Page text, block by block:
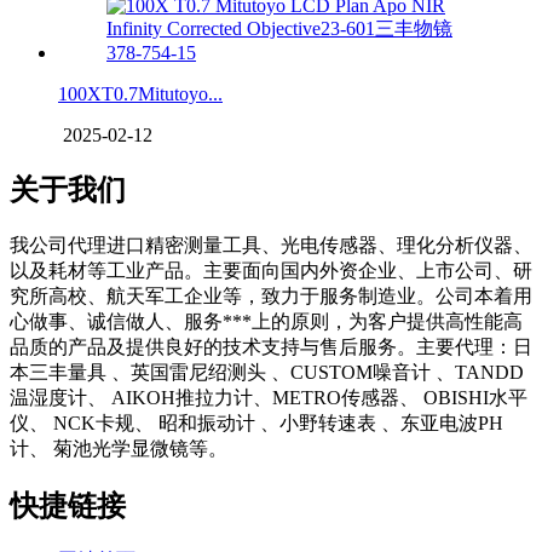
100XT0.7Mitutoyo...
2025-02-12
关于我们
我公司代理进口精密测量工具、光电传感器、理化分析仪器、
以及耗材等工业产品。主要面向国内外资企业、上市公司、研
究所高校、航天军工企业等，致力于服务制造业。公司本着用
心做事、诚信做人、服务***上的原则，为客户提供高性能高
品质的产品及提供良好的技术支持与售后服务。主要代理：日
本三丰量具 、英国雷尼绍测头 、CUSTOM噪音计 、TANDD
温湿度计、 AIKOH推拉力计、METRO传感器、 OBISHI水平
仪、 NCK卡规、 昭和振动计 、小野转速表 、东亚电波PH
计、 菊池光学显微镜等。
快捷链接